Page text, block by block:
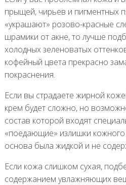
прыщей, чирьев и пигментных
«украшают» розово-красные
шрамики от акне, то лучше
холодных зеленоватых
кофейный цвета прекрасно
покраснения.
Если вы страдаете жирной
крем будет сложно, но
состав которой входят
«поедающие» излишки
основа была жидкой и не
Если кожа слишком сухая,
содержанием увлажняющих